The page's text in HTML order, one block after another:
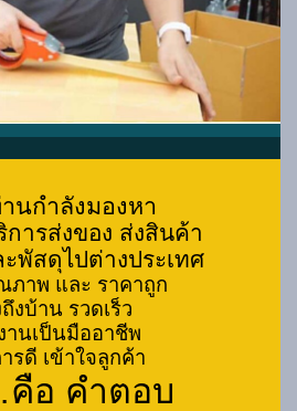
นกำลังมองหา
ารส่งของ ส่งสินค้า
ะพัสดุไปต่างประเทศ
ภาพ และ ราคาถูก
ถึงบ้าน รวดเร็ว
านเป็นมืออาชีพ
รดี เข้าใจลูกค้า
คือ คำตอบ